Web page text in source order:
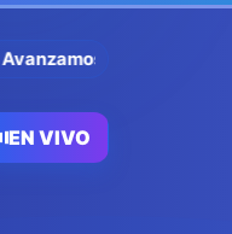
Avanzamos Contigo
EN VIVO